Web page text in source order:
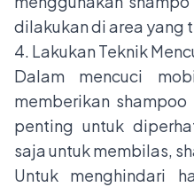
dilakukan di area yang
4. Lakukan Teknik
Dalam mencuci
memberikan
penting untuk
saja untuk membilas,
Untuk menghindari